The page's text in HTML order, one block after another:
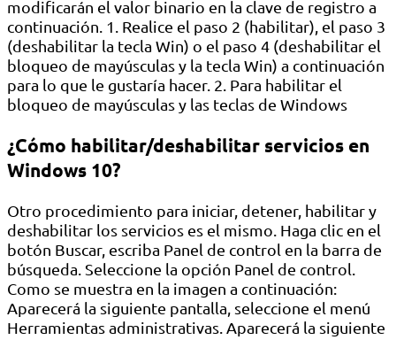
modificarán el valor binario en la clave de registro a
continuación. 1. Realice el paso 2 (habilitar), el paso 3
(deshabilitar la tecla Win) o el paso 4 (deshabilitar el
bloqueo de mayúsculas y la tecla Win) a continuación
para lo que le gustaría hacer. 2. Para habilitar el
bloqueo de mayúsculas y las teclas de Windows
¿Cómo habilitar/deshabilitar servicios en
Windows 10?
Otro procedimiento para iniciar, detener, habilitar y
deshabilitar los servicios es el mismo. Haga clic en el
botón Buscar, escriba Panel de control en la barra de
búsqueda. Seleccione la opción Panel de control.
Como se muestra en la imagen a continuación:
Aparecerá la siguiente pantalla, seleccione el menú
Herramientas administrativas. Aparecerá la siguiente